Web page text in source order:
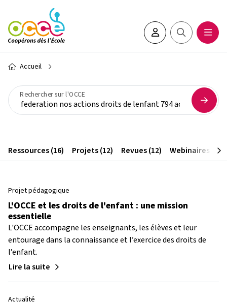
Aller au contenu principal
Espace adhérent•e
Rechercher
Fil d'Ariane
Accueil
Rechercher sur l'OCCE
Ressources (16) Projets (12) Revues (12) Webinaires (6)
Projet pédagogique
L'OCCE et les droits de l'enfant : une mission
essentielle
L'OCCE accompagne les enseignants, les élèves et leur
entourage dans la connaissance et l’exercice des droits de
l’enfant.
Lire la suite
Actualité